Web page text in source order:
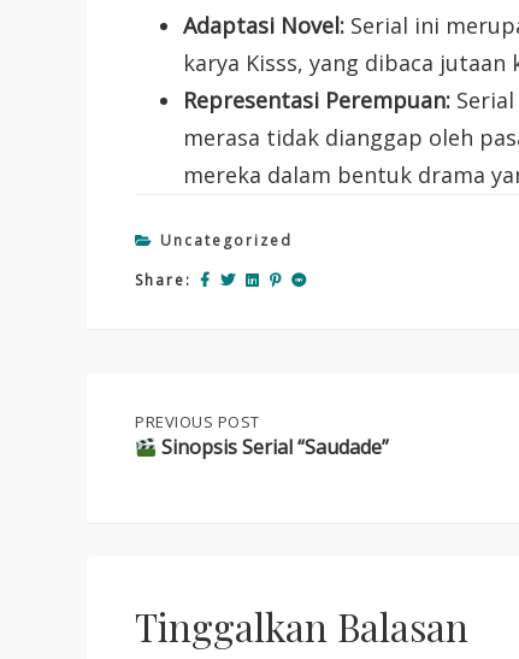
Adaptasi Novel: Serial ini
karya Kisss, yang dibaca
Representasi Perempuan:
merasa tidak dianggap oleh
mereka dalam bentuk drama
Uncategorized
Share:
Post
PREVIOUS
POST:
PREVIOUS POST
Sinopsis Serial “Saudade”
Tinggalkan Balasan